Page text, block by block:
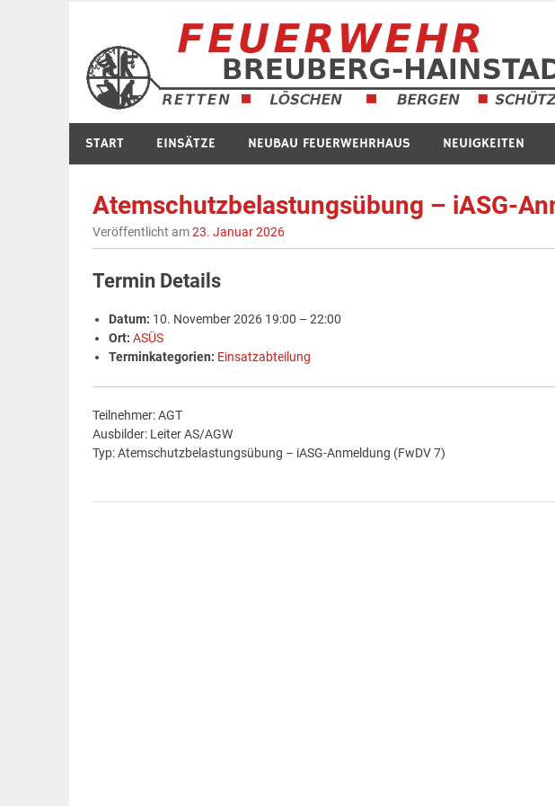
springen
START EINSÄTZE NEUBAU FEUERWEHRHAUS NEUIGKEITEN
Atemschutzbelastungsübung – iASG-
Veröffentlicht am23. Januar 2026
Termin Details
Datum: 10. November 2026 19:00 – 22:00
Ort: ASÜS
Terminkategorien: Einsatzabteilung
Teilnehmer: AGT
Ausbilder: Leiter AS/AGW
Typ: Atemschutzbelastungsübung – iASG-Anmeldung (FwDV 7)